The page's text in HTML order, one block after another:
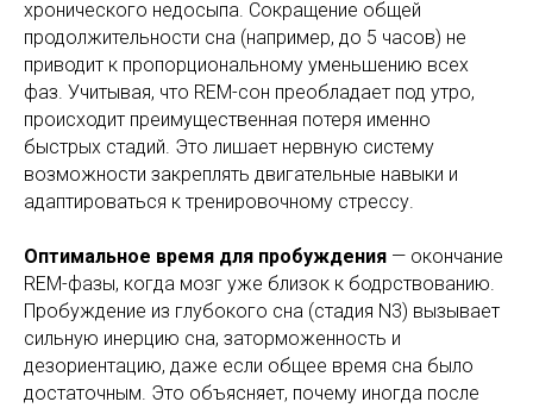
хронического недосыпа. Сокращение общей
продолжительности сна (например, до 5 часов) не
приводит к пропорциональному уменьшению всех
фаз. Учитывая, что REM-сон преобладает под утро,
происходит преимущественная потеря именно
быстрых стадий. Это лишает нервную систему
возможности закреплять двигательные навыки и
адаптироваться к тренировочному стрессу.
Оптимальное время для пробуждения — окончание
REM-фазы, когда мозг уже близок к бодрствованию.
Пробуждение из глубокого сна (стадия N3) вызывает
сильную инерцию сна, заторможенность и
дезориентацию, даже если общее время сна было
достаточным. Это объясняет, почему иногда после